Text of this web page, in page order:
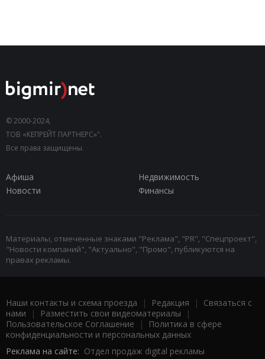
© 2000-2024,
ТОВ «КЕПРЕЙТ ПАРТНЕРС»".
Все права защищены.
Афиша
Недвижимость
Новости
Финансы
Материалы, отмеченные знаками "Реклама", "PR", "Спецпроект",
"Новости компаний", "Актуально", "Промо", публикуются на
правах рекламы.
Наши контакты и схема проезда | Редакция | Связаться с
нами | Разместить свои видеоматериалы |
Пользовательское Соглашение |
Политика в сфере
конфиденциальности и персональных данных
Реклама на сайте: Отдел продаж digital рекламы